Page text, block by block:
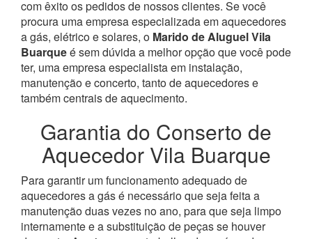
com êxito os pedidos de nossos clientes. Se você
procura uma empresa especializada em aquecedores
a gás, elétrico e solares, o Marido de Aluguel Vila
Buarqueé sem dúvida a melhor opção que você pode
ter, uma empresa especialista em instalação,
manutenção e concerto, tanto de aquecedores e
também centrais de aquecimento.
Garantia do Conserto de
Aquecedor Vila Buarque
Para garantir um funcionamento adequado de
aquecedores a gás é necessário que seja feita a
manutenção duas vezes no ano, para que seja limpo
internamente e a substituição de peças se houver